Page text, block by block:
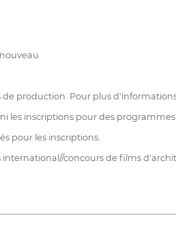
production. Pour plus
les inscriptions pour des programmes
pour les inscriptions.
concours de films